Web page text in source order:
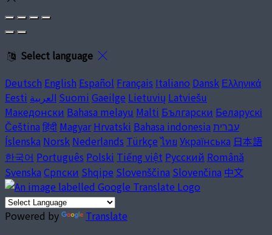
Select language
Deutsch English Español Français Italiano Dansk Ελληνικά
Eesti العربية Suomi Gaeilge Lietuvių Latviešu
Македонски Bahasa melayu Malti Български Беларускі
Čeština हिंदी Magyar Hrvatski Bahasa indonesia עברית
Íslenska Norsk Nederlands Türkçe ไทย Українська 日本語
한국어 Português Polski Tiếng việt Русский Română
Svenska Српски Shqipe Slovenščina Slovenčina 中文
Powered by Translate